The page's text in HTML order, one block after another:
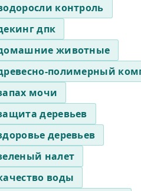
контроль
дпк
животные
полимерный
мочи
деревьев
деревьев
налет
воды